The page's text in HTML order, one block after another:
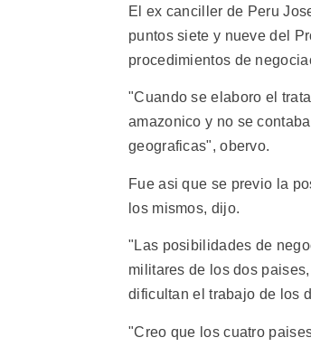
El ex canciller de Peru
puntos siete y nueve del
procedimientos de
"Cuando se elaboro el
amazonico y no se
geograficas", obervo.
Fue asi que se previo la
los mismos, dijo.
"Las posibilidades de
militares de los dos
dificultan el trabajo de los
"Creo que los cuatro